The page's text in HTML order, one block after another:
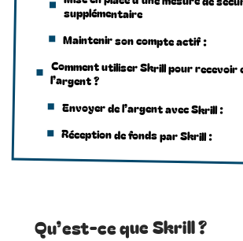
supplémentaire
Maintenir son compte actif :
Comment utiliser Skrill pour recevoir
l’argent ?
Envoyer de l’argent avec Skrill :
Réception de fonds par Skrill :
Qu’est-ce que Skrill ?